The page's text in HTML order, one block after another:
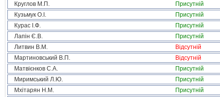
Круглов М.П.
Присутній
Кузьмук О.І.
Присутній
Курас І.Ф.
Присутній
Лапін Є.В.
Присутній
Литвин В.М.
Відсутній
Мартиновський В.П.
Відсутній
Матвієнков С.А.
Присутній
Миримський Л.Ю.
Присутній
Мхітарян Н.М.
Присутній